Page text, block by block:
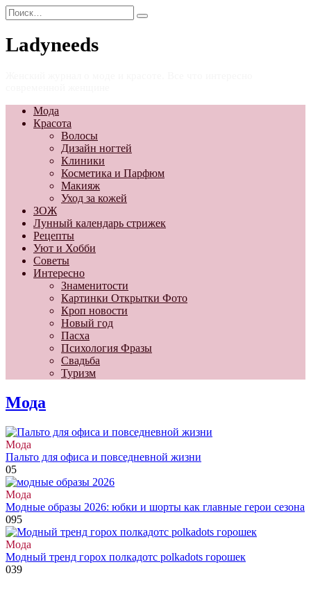
Перейти
к
содержанию
Search
for:
Ladyneeds
Мода
Красота
Волосы
Дизайн ногтей
Клиники
Косметика и Парфюм
Макияж
Уход за кожей
ЗОЖ
Лунный календарь стрижек
Рецепты
Уют и Хобби
Советы
Интересно
Знаменитости
Картинки Открытки Фото
Кроп новости
Новый год
Пасха
Психология Фразы
Свадьба
Туризм
Мода
Мода
Пальто для офиса и повседневной жизни
05
Мода
Модные образы 2026: юбки и шорты как главные герои сезона
095
Мода
Модный тренд горох полкадотс polkadots горошек
039